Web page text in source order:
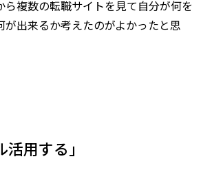
ら複数の転職サイトを見て自分が何を
が出来るか考えたのがよかったと思
活用する」